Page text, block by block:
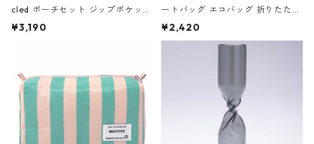
cled ポーチセット ジップポケット
ファスナーポーチ 撥水加工 トラベ
ーガンディー、オフホワイト
¥3,190
ートバッグ エコバッグ 折りたたみ
大きめ 撥水加工 収納ポーチ CRO
CODILE/Black クロコダイル/ブラ
¥2,420